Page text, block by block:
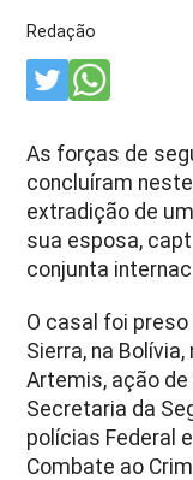
Redação
As forças de
concluíram
extradição de
sua esposa,
conjunta
O casal foi preso
Sierra, na
Artemis, ação
Secretaria da
polícias Federal
Combate ao